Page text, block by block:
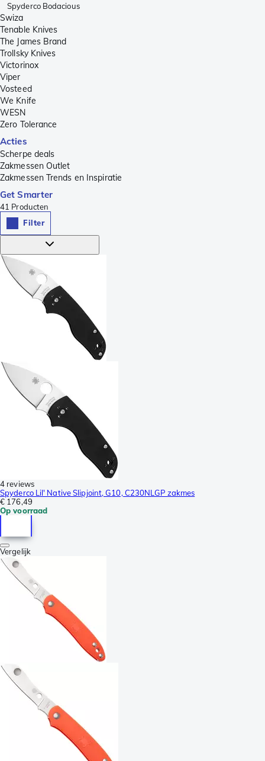
Spyderco Bodacious
Swiza
Tenable Knives
The James Brand
Trollsky Knives
Victorinox
Viper
Vosteed
We Knife
WESN
Zero Tolerance
Acties
Scherpe deals
Zakmessen Outlet
Zakmessen Trends en Inspiratie
Get Smarter
41 Producten
Filter
4 reviews
Spyderco Lil' Native Slipjoint, G10, C230NLGP zakmes
€ 176,49
Op voorraad
Vergelijk